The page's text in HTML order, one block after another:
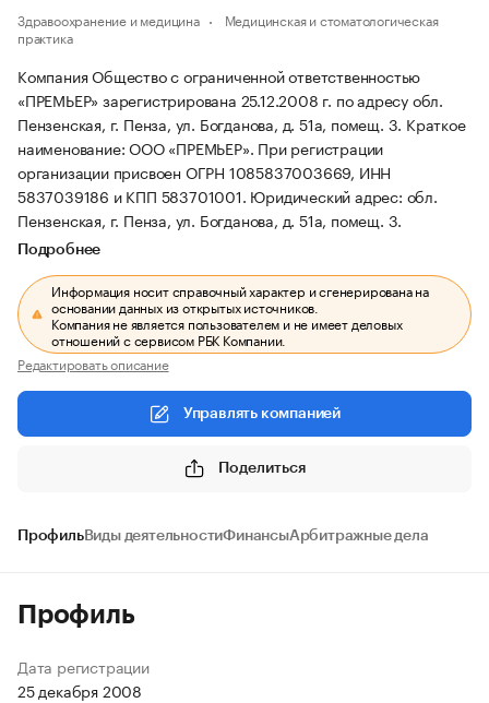
Здравоохранение и медицина
Медицинская и стоматологическая
практика
Компания Общество с ограниченной ответственностью
«ПРЕМЬЕР» зарегистрирована 25.12.2008 г. по адресу обл.
Пензенская, г. Пенза, ул. Богданова, д. 51а, помещ. 3. Краткое
наименование: ООО «ПРЕМЬЕР». При регистрации
организации присвоен ОГРН 1085837003669, ИНН
5837039186 и КПП 583701001. Юридический адрес: обл.
Пензенская, г. Пенза, ул. Богданова, д. 51а, помещ. 3.
Подробнее
Информация носит справочный характер и сгенерирована на
основании данных из открытых источников.
Компания не является пользователем и не имеет деловых
отношений с сервисом РБК Компании.
Редактировать описание
Управлять компанией
Поделиться
ПрофильВиды деятельностиФинансыАрбитражные дела
Профиль
Дата регистрации
25 декабря 2008